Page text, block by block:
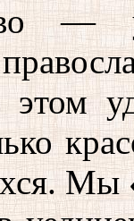
—
этом
Мы